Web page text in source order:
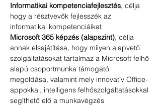
Informatikai kompetenciafejlesztés, célja
hogy a résztvevők fejlesszék az
informatikai kompetenciáikat
Microsoft 365 képzés (alapszint), célja
annak elsajátítása, hogy milyen alapvető
szolgáltatásokat tartalmaz a Microsoft felhő
alapú csoportmunka támogató
megoldása, valamint mely innovatív Office-
appokkal, intelligens felhőszolgáltatásokkal
segíthető elő a munkavégzés